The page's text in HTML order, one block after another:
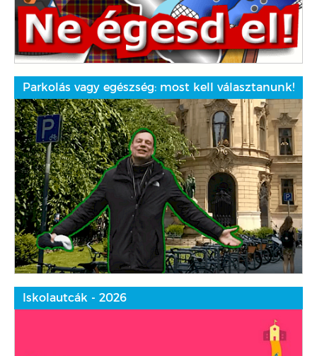
Parkolás vagy egészség: most kell választanunk!
Iskolautcák - 2026